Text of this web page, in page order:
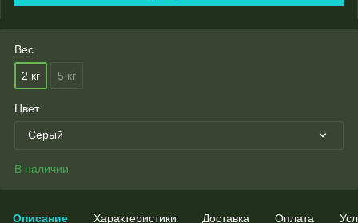
Вес
2 кг 5 кг
Цвет
Серый
В наличии
Описание Характеристики Доставка Оплата